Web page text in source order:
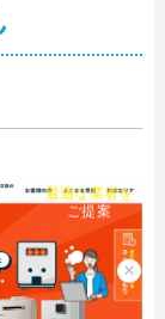
×
最適な業者を
ご提案